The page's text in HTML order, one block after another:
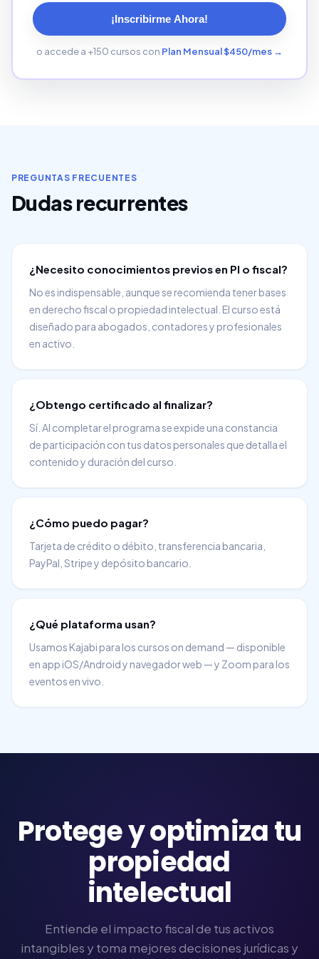
¡Inscribirme Ahora!
o accede a +150 cursos con Plan Mensual $450/mes →
PREGUNTAS FRECUENTES
Dudas recurrentes
¿Necesito conocimientos previos en PI o fiscal?
No es indispensable, aunque se recomienda tener bases
en derecho fiscal o propiedad intelectual. El curso está
diseñado para abogados, contadores y profesionales
en activo.
¿Obtengo certificado al finalizar?
Sí. Al completar el programa se expide una constancia
de participación con tus datos personales que detalla el
contenido y duración del curso.
¿Cómo puedo pagar?
Tarjeta de crédito o débito, transferencia bancaria,
PayPal, Stripe y depósito bancario.
¿Qué plataforma usan?
Usamos Kajabi para los cursos on demand — disponible
en app iOS/Android y navegador web — y Zoom para los
eventos en vivo.
Protege y optimiza tu
propiedad
intelectual
Entiende el impacto fiscal de tus activos
intangibles y toma mejores decisiones jurídicas y